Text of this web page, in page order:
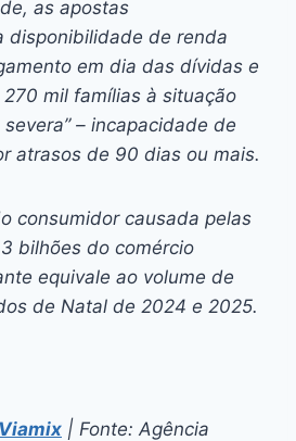
as apostas
disponibilidade de renda
em dia das dívidas e
mil famílias à situação
– incapacidade de
atrasos de 90 dias ou mais.
consumidor causada pelas
bilhões do comércio
equivale ao volume de
de Natal de 2024 e 2025.
| Fonte: Agência